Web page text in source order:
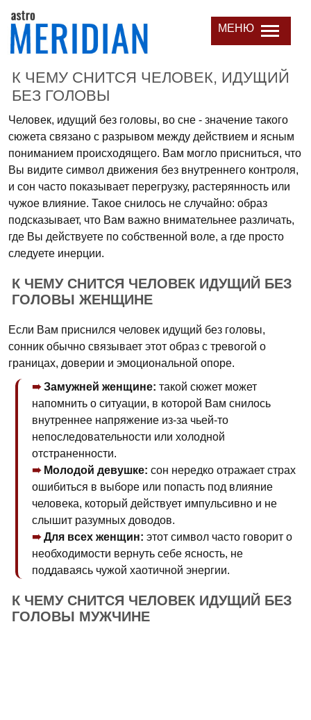
МЕНЮ
К ЧЕМУ СНИТСЯ ЧЕЛОВЕК, ИДУЩИЙ
БЕЗ ГОЛОВЫ
Человек, идущий без головы, во сне - значение такого
сюжета связано с разрывом между действием и ясным
пониманием происходящего. Вам могло присниться, что
Вы видите символ движения без внутреннего контроля,
и сон часто показывает перегрузку, растерянность или
чужое влияние. Такое снилось не случайно: образ
подсказывает, что Вам важно внимательнее различать,
где Вы действуете по собственной воле, а где просто
следуете инерции.
К ЧЕМУ СНИТСЯ ЧЕЛОВЕК ИДУЩИЙ БЕЗ
ГОЛОВЫ ЖЕНЩИНЕ
Если Вам приснился человек идущий без головы,
сонник обычно связывает этот образ с тревогой о
границах, доверии и эмоциональной опоре.
Замужней женщине: такой сюжет может
напомнить о ситуации, в которой Вам снилось
внутреннее напряжение из-за чьей-то
непоследовательности или холодной
отстраненности.
Молодой девушке: сон нередко отражает страх
ошибиться в выборе или попасть под влияние
человека, который действует импульсивно и не
слышит разумных доводов.
Для всех женщин: этот символ часто говорит о
необходимости вернуть себе ясность, не
поддаваясь чужой хаотичной энергии.
К ЧЕМУ СНИТСЯ ЧЕЛОВЕК ИДУЩИЙ БЕЗ
ГОЛОВЫ МУЖЧИНЕ